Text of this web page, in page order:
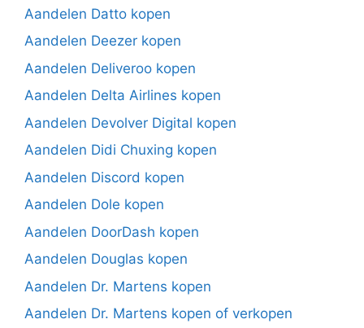
Aandelen Datto kopen
Aandelen Deezer kopen
Aandelen Deliveroo kopen
Aandelen Delta Airlines kopen
Aandelen Devolver Digital kopen
Aandelen Didi Chuxing kopen
Aandelen Discord kopen
Aandelen Dole kopen
Aandelen DoorDash kopen
Aandelen Douglas kopen
Aandelen Dr. Martens kopen
Aandelen Dr. Martens kopen of verkopen